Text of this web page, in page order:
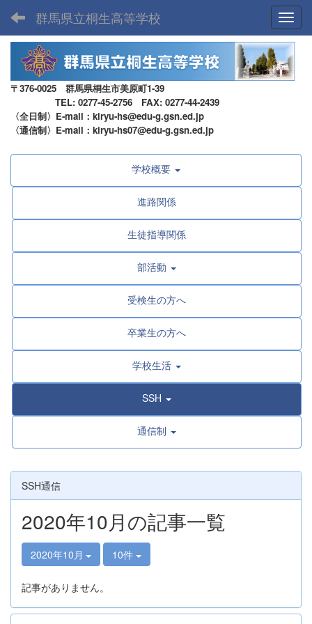
群馬県立桐生高等学校
〒376-0025 群馬県桐生市美原町1-39
TEL: 0277-45-2756 FAX: 0277-44-2439
〈全日制〉E-mail：kiryu-hs@edu-g.gsn.ed.jp
〈通信制〉E-mail：kiryu-hs07@edu-g.gsn.ed.jp
学校概要
進路関係
生徒指導関係
部活動
受検生の方へ
卒業生の方へ
学校生活
SSH
通信制
SSH通信
2020年10月の記事一覧
2020年10月 10件
記事がありません。